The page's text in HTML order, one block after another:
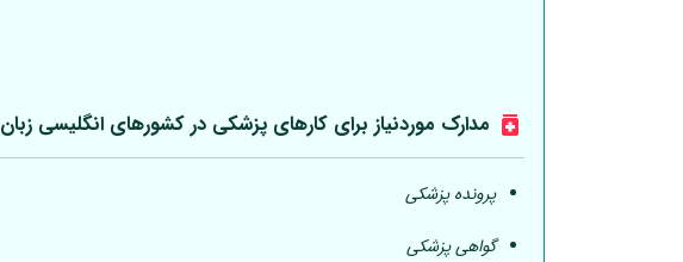
مدارک موردنیاز برای کارهای پزشکی در کشورهای انگلیسی زبان
پرونده پزشکی
گواهی پزشکی